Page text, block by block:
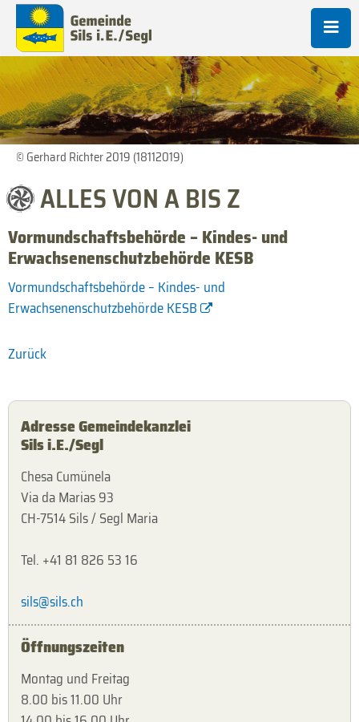
© Gerhard Richter 2019 (18112019)
ALLES VON A BIS Z
Vormundschaftsbehörde – Kindes- und
Erwachsenenschutzbehörde KESB
Vormundschaftsbehörde – Kindes- und
Erwachsenenschutzbehörde KESB
Zurück
Adresse Gemeindekanzlei
Sils i.E./Segl
Chesa Cumünela
Via da Marias 93
CH-7514 Sils / Segl Maria
Tel. +41 81 826 53 16
sils@sils.ch
Öffnungszeiten
Montag und Freitag
8.00 bis 11.00 Uhr